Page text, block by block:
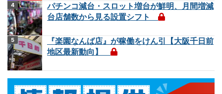
パチンコ減台・スロット増台が鮮明、月間増減
台店舗数から見る設置シフト
『楽園なんば店』が稼働をけん引【大阪千日前
地区最新動向】